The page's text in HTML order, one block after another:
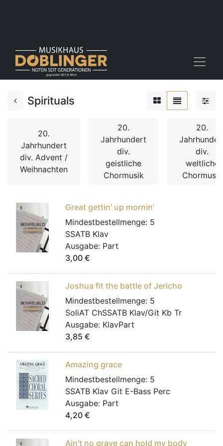
Spirituals
20.
Jahrhundert
div. Advent /
Weihnachten
20.
Jahrhundert
div.
geistliche
Chormusik
20.
div.
weltliche
Chormusik
Great gettin' up mornin'
Mindestbestellmenge: 5
SSATB Klav
Ausgabe: Part
3,00 €
Joshua fit the battle of Jericho
Mindestbestellmenge: 5
SoliAT ChSSATB Klav/Git Kb Tr
Ausgabe: KlavPart
3,85 €
Amazing grace
Mindestbestellmenge: 5
SSATB Klav Git E-Bass Perc
Ausgabe: Part
4,20 €
Ain't no grave can hold my body